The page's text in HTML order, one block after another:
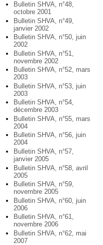
Bulletin SHVA, n°48,
octobre 2001
Bulletin SHVA, n°49,
janvier 2002
Bulletin SHVA, n°50, juin
2002
Bulletin SHVA, n°51,
novembre 2002
Bulletin SHVA, n°52, mars
2003
Bulletin SHVA, n°53, juin
2003
Bulletin SHVA, n°54,
décembre 2003
Bulletin SHVA, n°55, mars
2004
Bulletin SHVA, n°56, juin
2004
Bulletin SHVA, n°57,
janvier 2005
Bulletin SHVA, n°58, avril
2005
Bulletin SHVA, n°59,
novembre 2005
Bulletin SHVA, n°60, juin
2006
Bulletin SHVA, n°61,
novembre 2006
Bulletin SHVA, n°62, mai
2007